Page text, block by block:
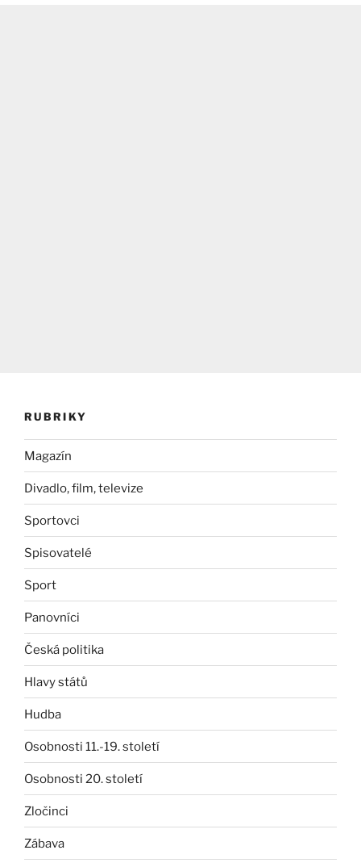
RUBRIKY
Magazín
Divadlo, film, televize
Sportovci
Spisovatelé
Sport
Panovníci
Česká politika
Hlavy států
Hudba
Osobnosti 11.-19. století
Osobnosti 20. století
Zločinci
Zábava